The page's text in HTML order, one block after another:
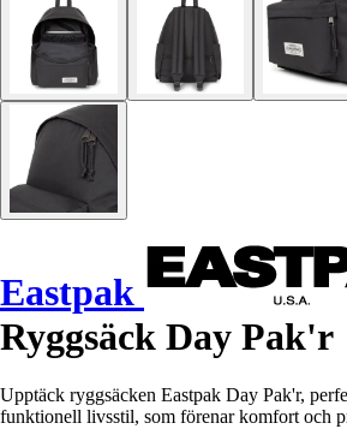
Eastpak
Ryggsäck Day Pak'r
Upptäck ryggsäcken Eastpak Day Pak'r,
funktionell livsstil, som förenar komfort och